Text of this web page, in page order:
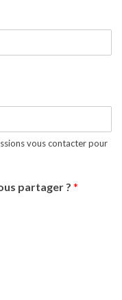
vous contacter pour
partager ? *